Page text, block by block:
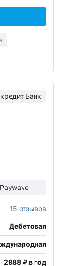
Банк
15 отзывов
Дебетовая
2988 ₽ в год